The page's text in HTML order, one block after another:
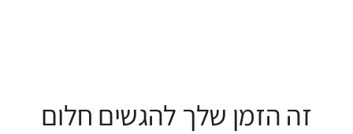
זה הזמן שלך להגשים חלום